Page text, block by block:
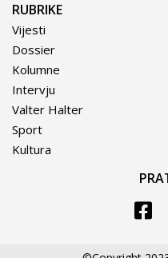
RUBRIKE
Vijesti
Dossier
Kolumne
Intervju
Valter Halter
Sport
Kultura